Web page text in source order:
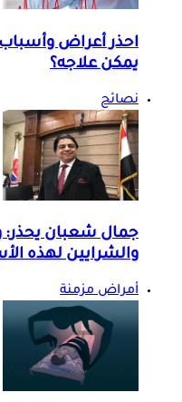
احذر أعراض
يمكن علاجه؟
نصائح
جمال شعبان يحذر:
والشرايين لهذه
أمراض مزمنة